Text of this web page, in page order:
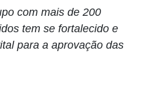
com mais de 200
tem se fortalecido e
para a aprovação das